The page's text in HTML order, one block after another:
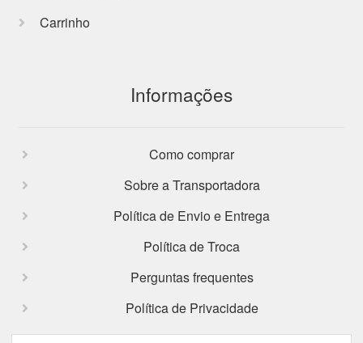
Carrinho
Informações
Como comprar
Sobre a Transportadora
Política de Envio e Entrega
Política de Troca
Perguntas frequentes
Política de Privacidade